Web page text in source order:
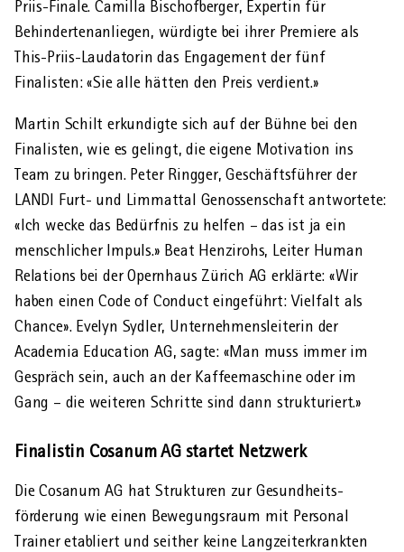
Priis-Finale. Camilla Bischofberger, Expertin für
Behindertenanliegen, würdigte bei ihrer Premiere als
This-Priis-Laudatorin das Engagement der fünf
Finalisten: «Sie alle hätten den Preis verdient.»
Martin Schilt erkundigte sich auf der Bühne bei den
Finalisten, wie es gelingt, die eigene Motivation ins
Team zu bringen. Peter Ringger, Geschäfts­führer der
LANDI Furt- und Limmattal Genossenschaft antwortete:
«Ich wecke das Bedürfnis zu helfen – das ist ja ein
menschlicher Impuls.» Beat Henzirohs, Leiter Human
Relations bei der Opernhaus Zürich AG erklärte: «Wir
haben einen Code of Conduct eingeführt: Vielfalt als
Chance». Evelyn Sydler, Unternehmens­leiterin der
Academia Education AG, sagte: «Man muss immer im
Gespräch sein, auch an der Kaffeemaschine oder im
Gang – die weiteren Schritte sind dann strukturiert.»
Finalistin Cosanum AG startet Netzwerk
Die Cosanum AG hat Strukturen zur Gesundheits­
förderung wie einen Bewegungs­raum mit Personal
Trainer etabliert und seither keine Langzeiterkrankten